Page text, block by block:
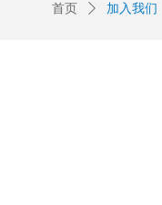
首页 ꄲ 加入我们